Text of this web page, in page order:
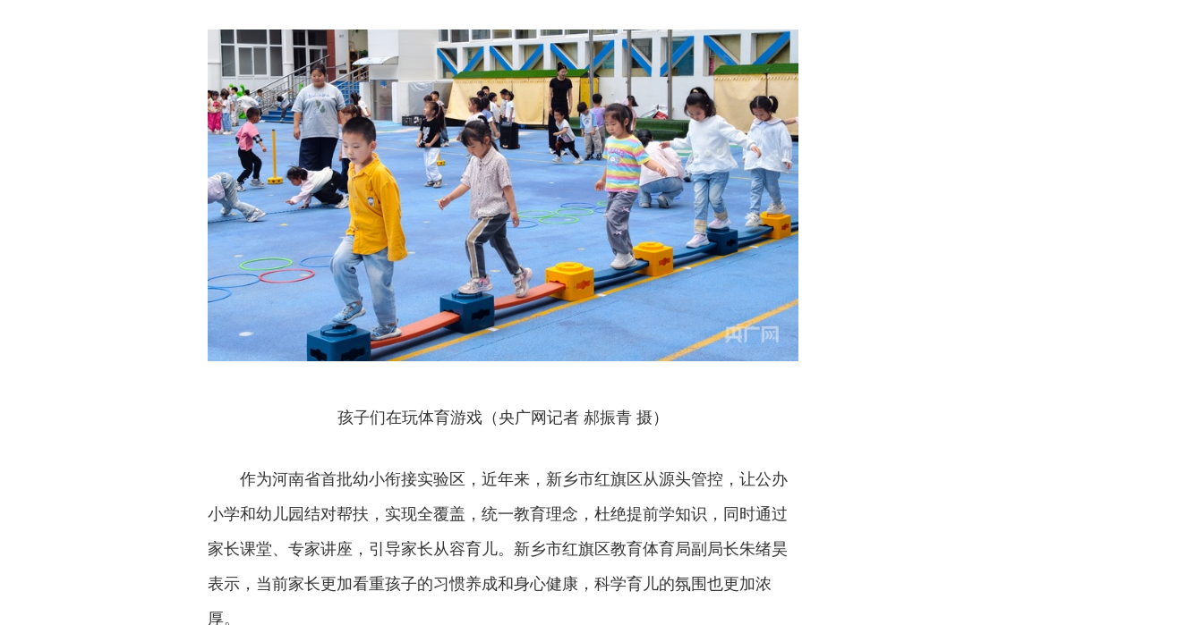
孩子们在玩体育游戏（央广网记者 郝振青 摄）
作为河南省首批幼小衔接实验区，近年来，新乡市红旗区从源头管控，让公办
小学和幼儿园结对帮扶，实现全覆盖，统一教育理念，杜绝提前学知识，同时通过
家长课堂、专家讲座，引导家长从容育儿。新乡市红旗区教育体育局副局长朱绪昊
表示，当前家长更加看重孩子的习惯养成和身心健康，科学育儿的氛围也更加浓
厚。